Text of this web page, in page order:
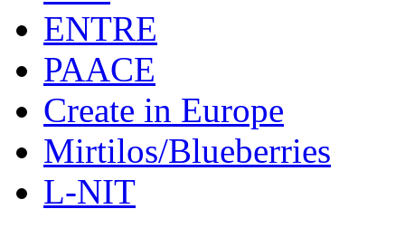
ENTRE
PAACE
Create in Europe
Mirtilos/Blueberries
L-NIT